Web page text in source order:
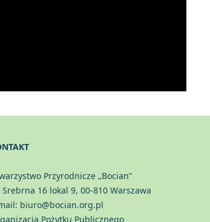
Przyrodnicze „Bocian”
Srebrna 16 lokal 9, 00-810 Warszawa
biuro@bocian.org.pl
Pożytku Publicznego